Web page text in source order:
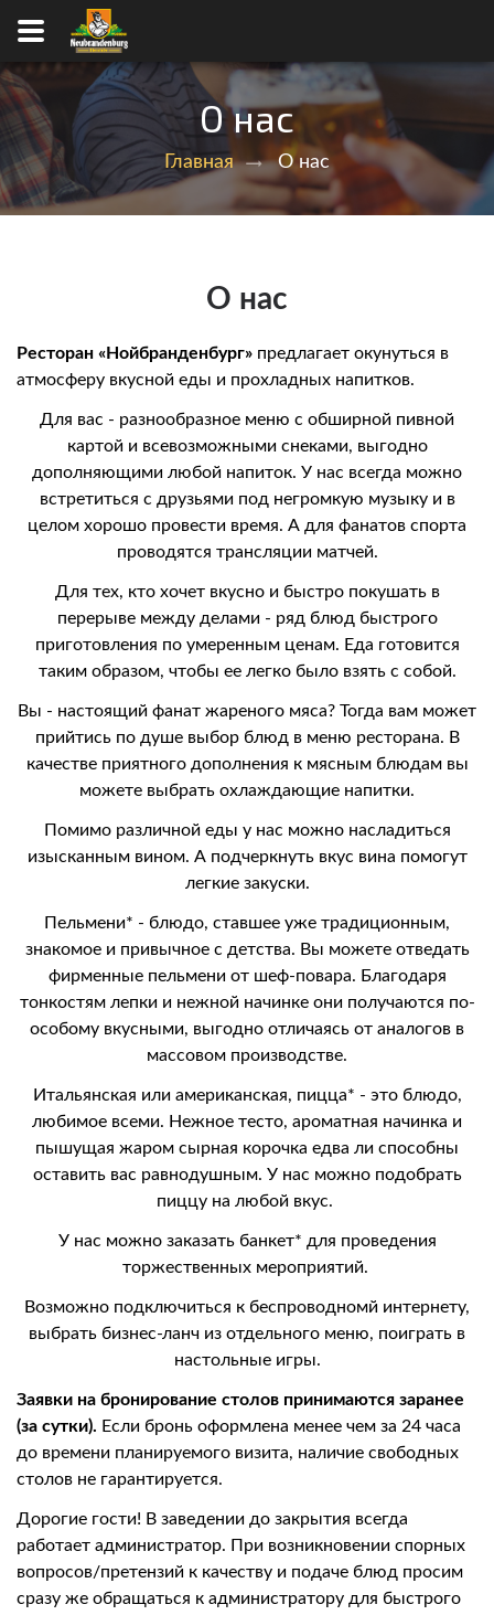
О нас
Главная О нас
О нас
Ресторан «Нойбранденбург» предлагает окунуться в
атмосферу вкусной еды и прохладных напитков.
Для вас - разнообразное меню с обширной пивной
картой и всевозможными снеками, выгодно
дополняющими любой напиток. У нас всегда можно
встретиться с друзьями под негромкую музыку и в
целом хорошо провести время. А для фанатов спорта
проводятся трансляции матчей.
Для тех, кто хочет вкусно и быстро покушать в
перерыве между делами - ряд блюд быстрого
приготовления по умеренным ценам. Еда готовится
таким образом, чтобы ее легко было взять с собой.
Вы - настоящий фанат жареного мяса? Тогда вам может
прийтись по душе выбор блюд в меню ресторана. В
качестве приятного дополнения к мясным блюдам вы
можете выбрать охлаждающие напитки.
Помимо различной еды у нас можно насладиться
изысканным вином. А подчеркнуть вкус вина помогут
легкие закуски.
Пельмени* - блюдо, ставшее уже традиционным,
знакомое и привычное с детства. Вы можете отведать
фирменные пельмени от шеф-повара. Благодаря
тонкостям лепки и нежной начинке они получаются по-
особому вкусными, выгодно отличаясь от аналогов в
массовом производстве.
Итальянская или американская, пицца* - это блюдо,
любимое всеми. Нежное тесто, ароматная начинка и
пышущая жаром сырная корочка едва ли способны
оставить вас равнодушным. У нас можно подобрать
пиццу на любой вкус.
У нас можно заказать банкет* для проведения
торжественных мероприятий.
Возможно подключиться к беспроводномй интернету,
выбрать бизнес-ланч из отдельного меню, поиграть в
настольные игры.
Заявки на бронирование столов принимаются заранее
(за сутки). Если бронь оформлена менее чем за 24 часа
до времени планируемого визита, наличие свободных
столов не гарантируется.
Дорогие гости! В заведении до закрытия всегда
работает администратор. При возникновении спорных
вопросов/претензий к качеству и подаче блюд просим
сразу же обращаться к администратору для быстрого